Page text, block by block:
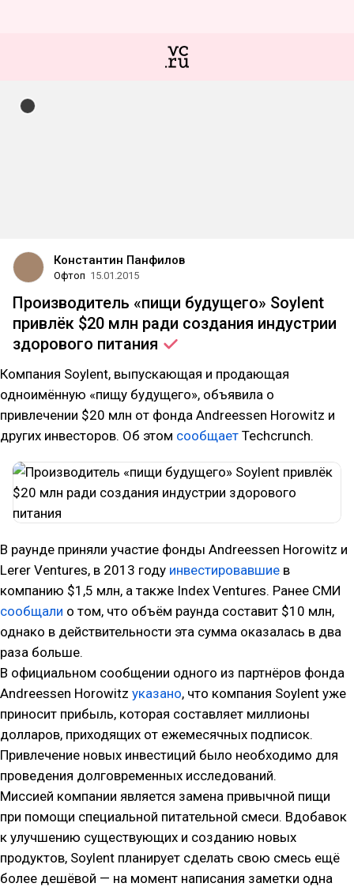
Константин Панфилов
Офтоп 15.01.2015
Производитель «пищи будущего» Soylent
привлёк $20 млн ради создания индустрии
здорового питания
Компания Soylent, выпускающая и продающая
одноимённую «пищу будущего», объявила о
привлечении $20 млн от фонда Andreessen Horowitz и
других инвесторов. Об этом сообщает Techcrunch.
В раунде приняли участие фонды Andreessen Horowitz и
Lerer Ventures, в 2013 году инвестировавшие в
компанию $1,5 млн, а также Index Ventures. Ранее СМИ
сообщали о том, что объём раунда составит $10 млн,
однако в действительности эта сумма оказалась в два
раза больше.
В официальном сообщении одного из партнёров фонда
Andreessen Horowitz указано, что компания Soylent уже
приносит прибыль, которая составляет миллионы
долларов, приходящих от ежемесячных подписок.
Привлечение новых инвестиций было необходимо для
проведения долговременных исследований.
Миссией компании является замена привычной пищи
при помощи специальной питательной смеси. Вдобавок
к улучшению существующих и созданию новых
продуктов, Soylent планирует сделать свою смесь ещё
более дешёвой — на момент написания заметки одна